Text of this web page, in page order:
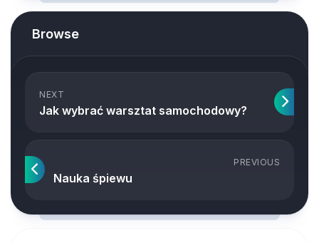
Browse
NEXT
Jak wybrać warsztat samochodowy?
PREVIOUS
Nauka śpiewu